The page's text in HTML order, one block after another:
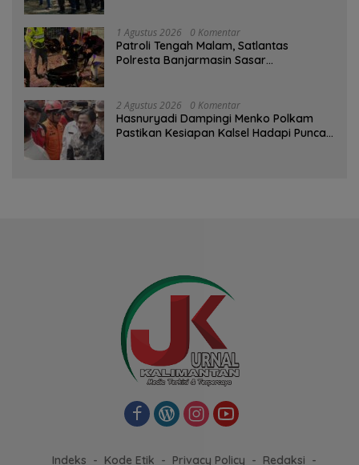
1 Agustus 2026 0 Komentar
Patroli Tengah Malam, Satlantas
Polresta Banjarmasin Sasar
2 Agustus 2026 0 Komentar
Hasnuryadi Dampingi Menko Polkam
Pastikan Kesiapan Kalsel Hadapi Puncak
Indeks Kode Etik Privacy Policy Redaksi